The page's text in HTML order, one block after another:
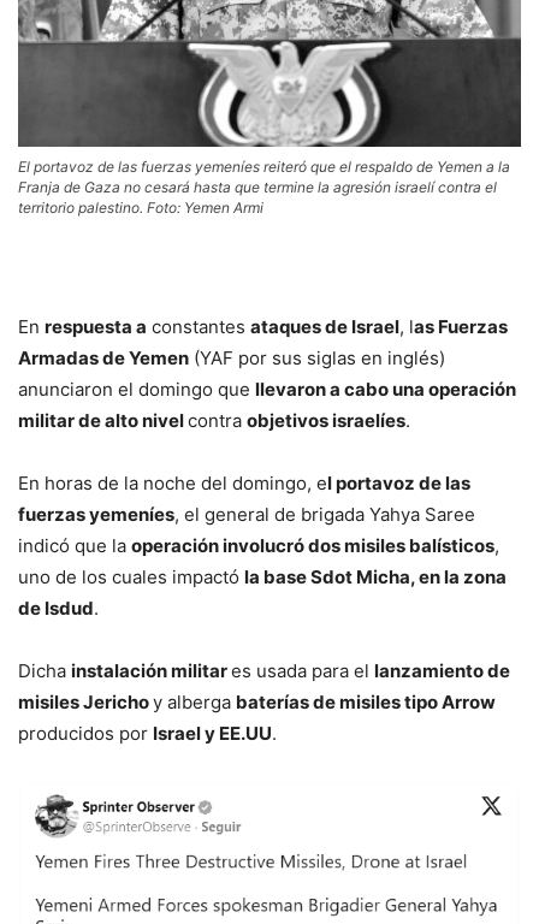
El portavoz de las fuerzas yemeníes reiteró que el respaldo de Yemen a la
Franja de Gaza no cesará hasta que termine la agresión israelí contra el
territorio palestino. Foto: Yemen Armi
En respuesta a constantes ataques de Israel, las Fuerzas
Armadas de Yemen (YAF por sus siglas en inglés)
anunciaron el domingo que llevaron a cabo una operación
militar de alto nivelcontra objetivos israelíes.
En horas de la noche del domingo, el portavoz de las
fuerzas yemeníes, el general de brigada Yahya Saree
indicó que la operación involucró dos misiles balísticos,
uno de los cuales impactó la base Sdot Micha, en la zona
de Isdud.
Dicha instalación militares usada para el lanzamiento de
misiles Jerichoy alberga baterías de misiles tipo Arrow
producidos por Israel y EE.UU.